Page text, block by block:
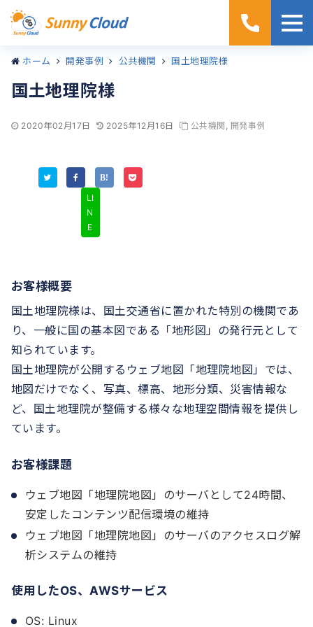
ホーム 開発事例 公共機関 国土地理院様
国土地理院様
2020年02月17日 2025年12月16日 公共機関 , 開発事例
LI
N
E
お客様概要
国土地理院様は、国土交通省に置かれた特別の機関であ
り、一般に国の基本図である「地形図」の発行元として
知られています。
国土地理院が公開するウェブ地図「地理院地図」では、
地図だけでなく、写真、標高、地形分類、災害情報な
ど、国土地理院が整備する様々な地理空間情報を提供し
ています。
お客様課題
ウェブ地図「地理院地図」のサーバとして24時間、
安定したコンテンツ配信環境の維持
ウェブ地図「地理院地図」のサーバのアクセスログ解
析システムの維持
使用したOS、AWSサービス
OS: Linux